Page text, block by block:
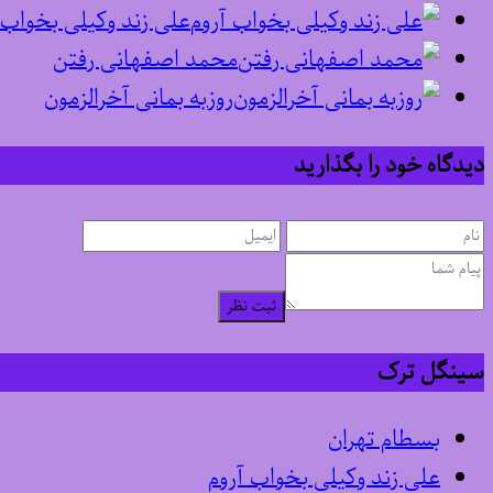
علی زند وکیلی
محمد اصفهانی رفتن
روزبه بمانی آخرالزمون
دیدگاه خود را بگذارید
ثبت نظر
سینگل ترک
بسطام تهران
علی زند وکیلی بخواب آروم